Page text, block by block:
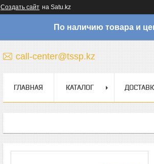
Создать сайт на Satu.kz
По наличию товара и
call-center@tssp.kz
ГЛАВНАЯ КАТАЛОГ